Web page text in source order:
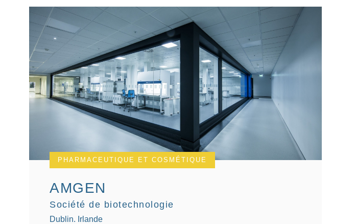
PHARMACEUTIQUE ET COSMÉTIQUE
AMGEN
Société de biotechnologie
Dublin. Irlande